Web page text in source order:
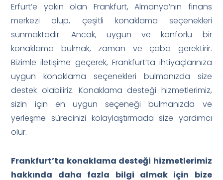
Erfurt’e yakın olan Frankfurt, Almanya’nın finans
merkezi olup, çeşitli konaklama seçenekleri
sunmaktadır. Ancak, uygun ve konforlu bir
konaklama bulmak, zaman ve çaba gerektirir.
Bizimle iletişime geçerek, Frankfurt’ta ihtiyaçlarınıza
uygun konaklama seçenekleri bulmanızda size
destek olabiliriz. Konaklama desteği hizmetlerimiz,
sizin için en uygun seçeneği bulmanızda ve
yerleşme sürecinizi kolaylaştırmada size yardımcı
olur.
Frankfurt’ta konaklama desteği hizmetlerimiz
hakkında daha fazla bilgi almak için bize